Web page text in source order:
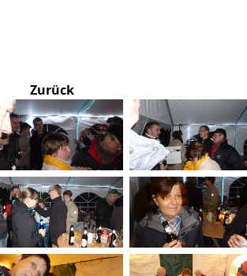
Zurück